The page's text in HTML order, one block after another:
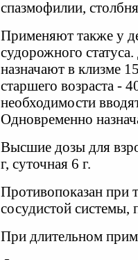
спазмофилии,
Применяют также у
судорожного
назначают в клизме
старшего возраста -
необходимости
Одновременно
Высшие дозы для
г, суточная 6 г.
Противопоказан при
сосудистой системы,
При длительном